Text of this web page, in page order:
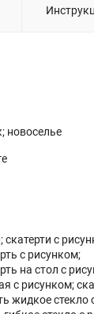
новоселье
скатерти с
с рисунком;
на стол с
с рисунком;
жидкое стекло